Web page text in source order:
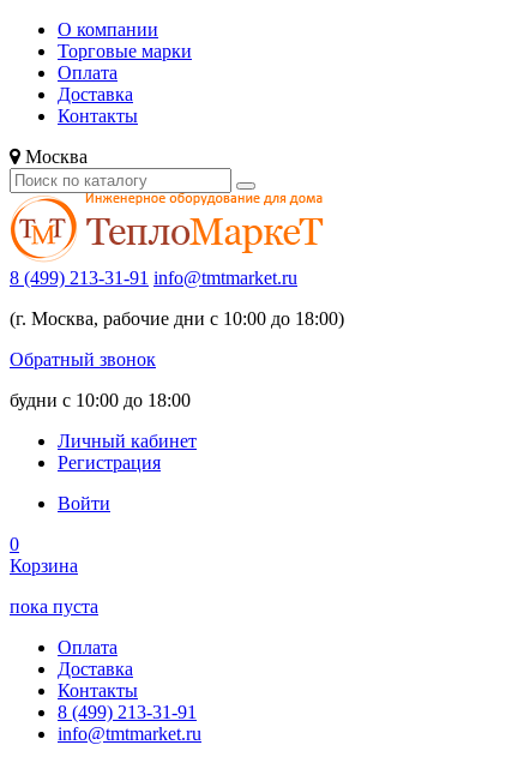
О компании
Торговые марки
Оплата
Доставка
Контакты
Москва
8 (499) 213-31-91 info@tmtmarket.ru
(г. Москва, рабочие дни с 10:00 до 18:00)
Обратный звонок
будни с 10:00 до 18:00
Личный кабинет
Регистрация
Войти
0
Корзина
пока пуста
Оплата
Доставка
Контакты
8 (499) 213-31-91
info@tmtmarket.ru